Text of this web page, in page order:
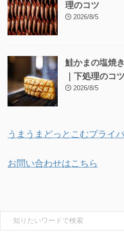
理のコツ
2026/8/5
鮭かまの塩焼
｜下処理のコツ
2026/8/5
うまうまどっとこむプライ
お問い合わせはこちら